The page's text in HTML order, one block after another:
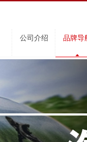
公司介绍 品牌导